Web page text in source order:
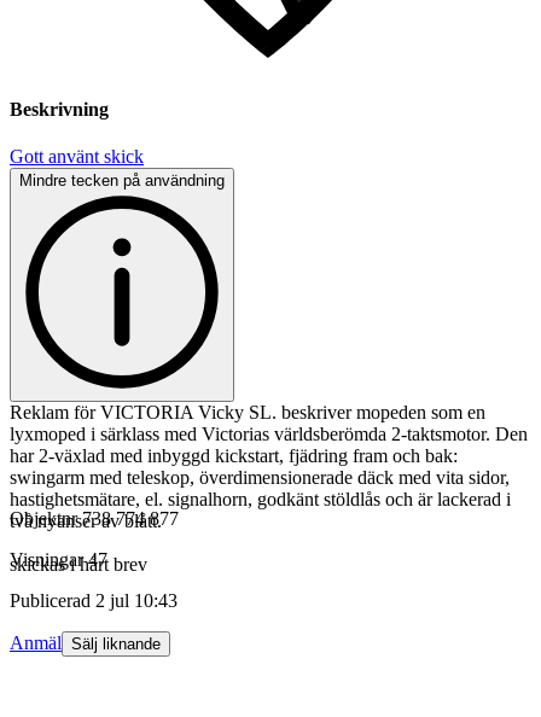
Beskrivning
Gott använt skick
Mindre tecken på användning
Reklam för VICTORIA Vicky SL. beskriver mopeden som en
lyxmoped i särklass med Victorias världsberömda 2-taktsmotor. Den
har 2-växlad med inbyggd kickstart, fjädring fram och bak:
swingarm med teleskop, överdimensionerade däck med vita sidor,
hastighetsmätare, el. signalhorn, godkänt stöldlås och är lackerad i
två nyanser av blått.
skickas i hårt brev
Objektnr 738 774 877
Visningar 47
Publicerad 2 jul 10:43
Anmäl Sälj liknande